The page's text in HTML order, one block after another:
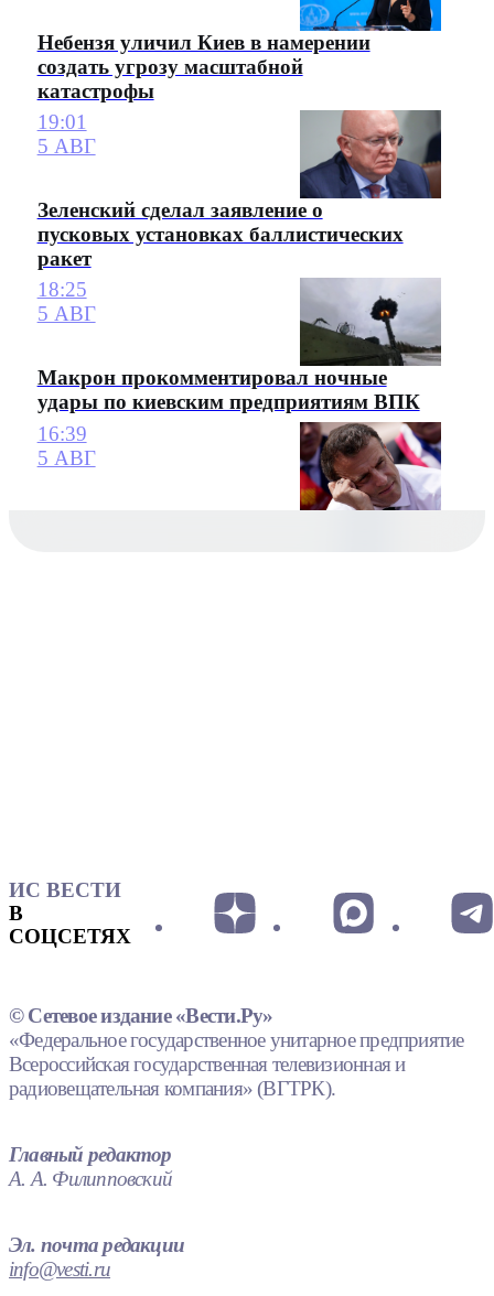
Небензя уличил Киев в намерении
создать угрозу масштабной
катастрофы
19:01
5 АВГ
Зеленский сделал заявление о
пусковых установках баллистических
ракет
18:25
5 АВГ
Макрон прокомментировал ночные
удары по киевским предприятиям ВПК
16:39
5 АВГ
ИС ВЕСТИ
В
СОЦСЕТЯХ
© Сетевое издание «Вести.Ру»
«Федеральное государственное унитарное предприятие
Всероссийская государственная телевизионная и
радиовещательная компания» (ВГТРК).
Главный редактор
А. А. Филипповский
Эл. почта редакции
info@vesti.ru